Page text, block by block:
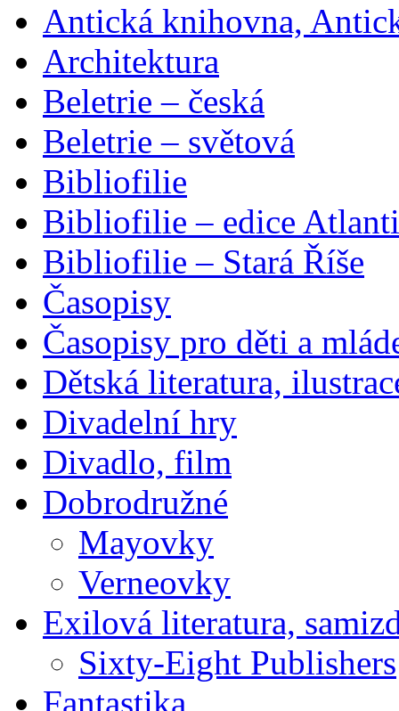
Antická knihovna,
Architektura
Beletrie – česká
Beletrie – světová
Bibliofilie
Bibliofilie – edice
Bibliofilie – Stará Říše
Časopisy
Časopisy pro děti a
Dětská literatura,
Divadelní hry
Divadlo, film
Dobrodružné
Mayovky
Verneovky
Exilová literatura,
Sixty-Eight Publishers
Fantastika